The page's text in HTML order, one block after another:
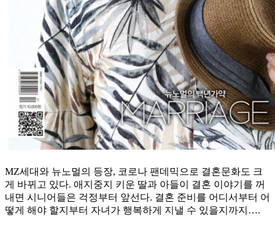
MZ세대와 뉴노멀의 등장, 코로나 팬데믹으로 결혼문화도 크
게 바뀌고 있다. 애지중지 키운 딸과 아들이 결혼 이야기를 꺼
내면 시니어들은 걱정부터 앞선다. 결혼 준비를 어디서부터 어
떻게 해야 할지부터 자녀가 행복하게 지낼 수 있을지까지….